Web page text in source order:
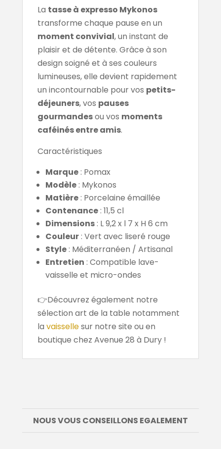
La tasse à expresso Mykonos
transforme chaque pause en un
moment convivial, un instant de
plaisir et de détente. Grâce à son
design soigné et à ses couleurs
lumineuses, elle devient rapidement
un incontournable pour vos petits-
déjeuners, vos pauses
gourmandesou vos moments
caféinés entre amis.
Caractéristiques
Marque: Pomax
Modèle: Mykonos
Matière: Porcelaine émaillée
Contenance: 11,5 cl
Dimensions: L 9,2 x l 7 x H 6 cm
Couleur: Vert avec liseré rouge
Style: Méditerranéen / Artisanal
Entretien : Compatible lave-
vaisselle et micro-ondes
👉Découvrez également notre
sélection art de la table notamment
la vaissellesur notre site ou en
boutique chez Avenue 28 à Dury !
NOUS VOUS CONSEILLONS EGALEMENT